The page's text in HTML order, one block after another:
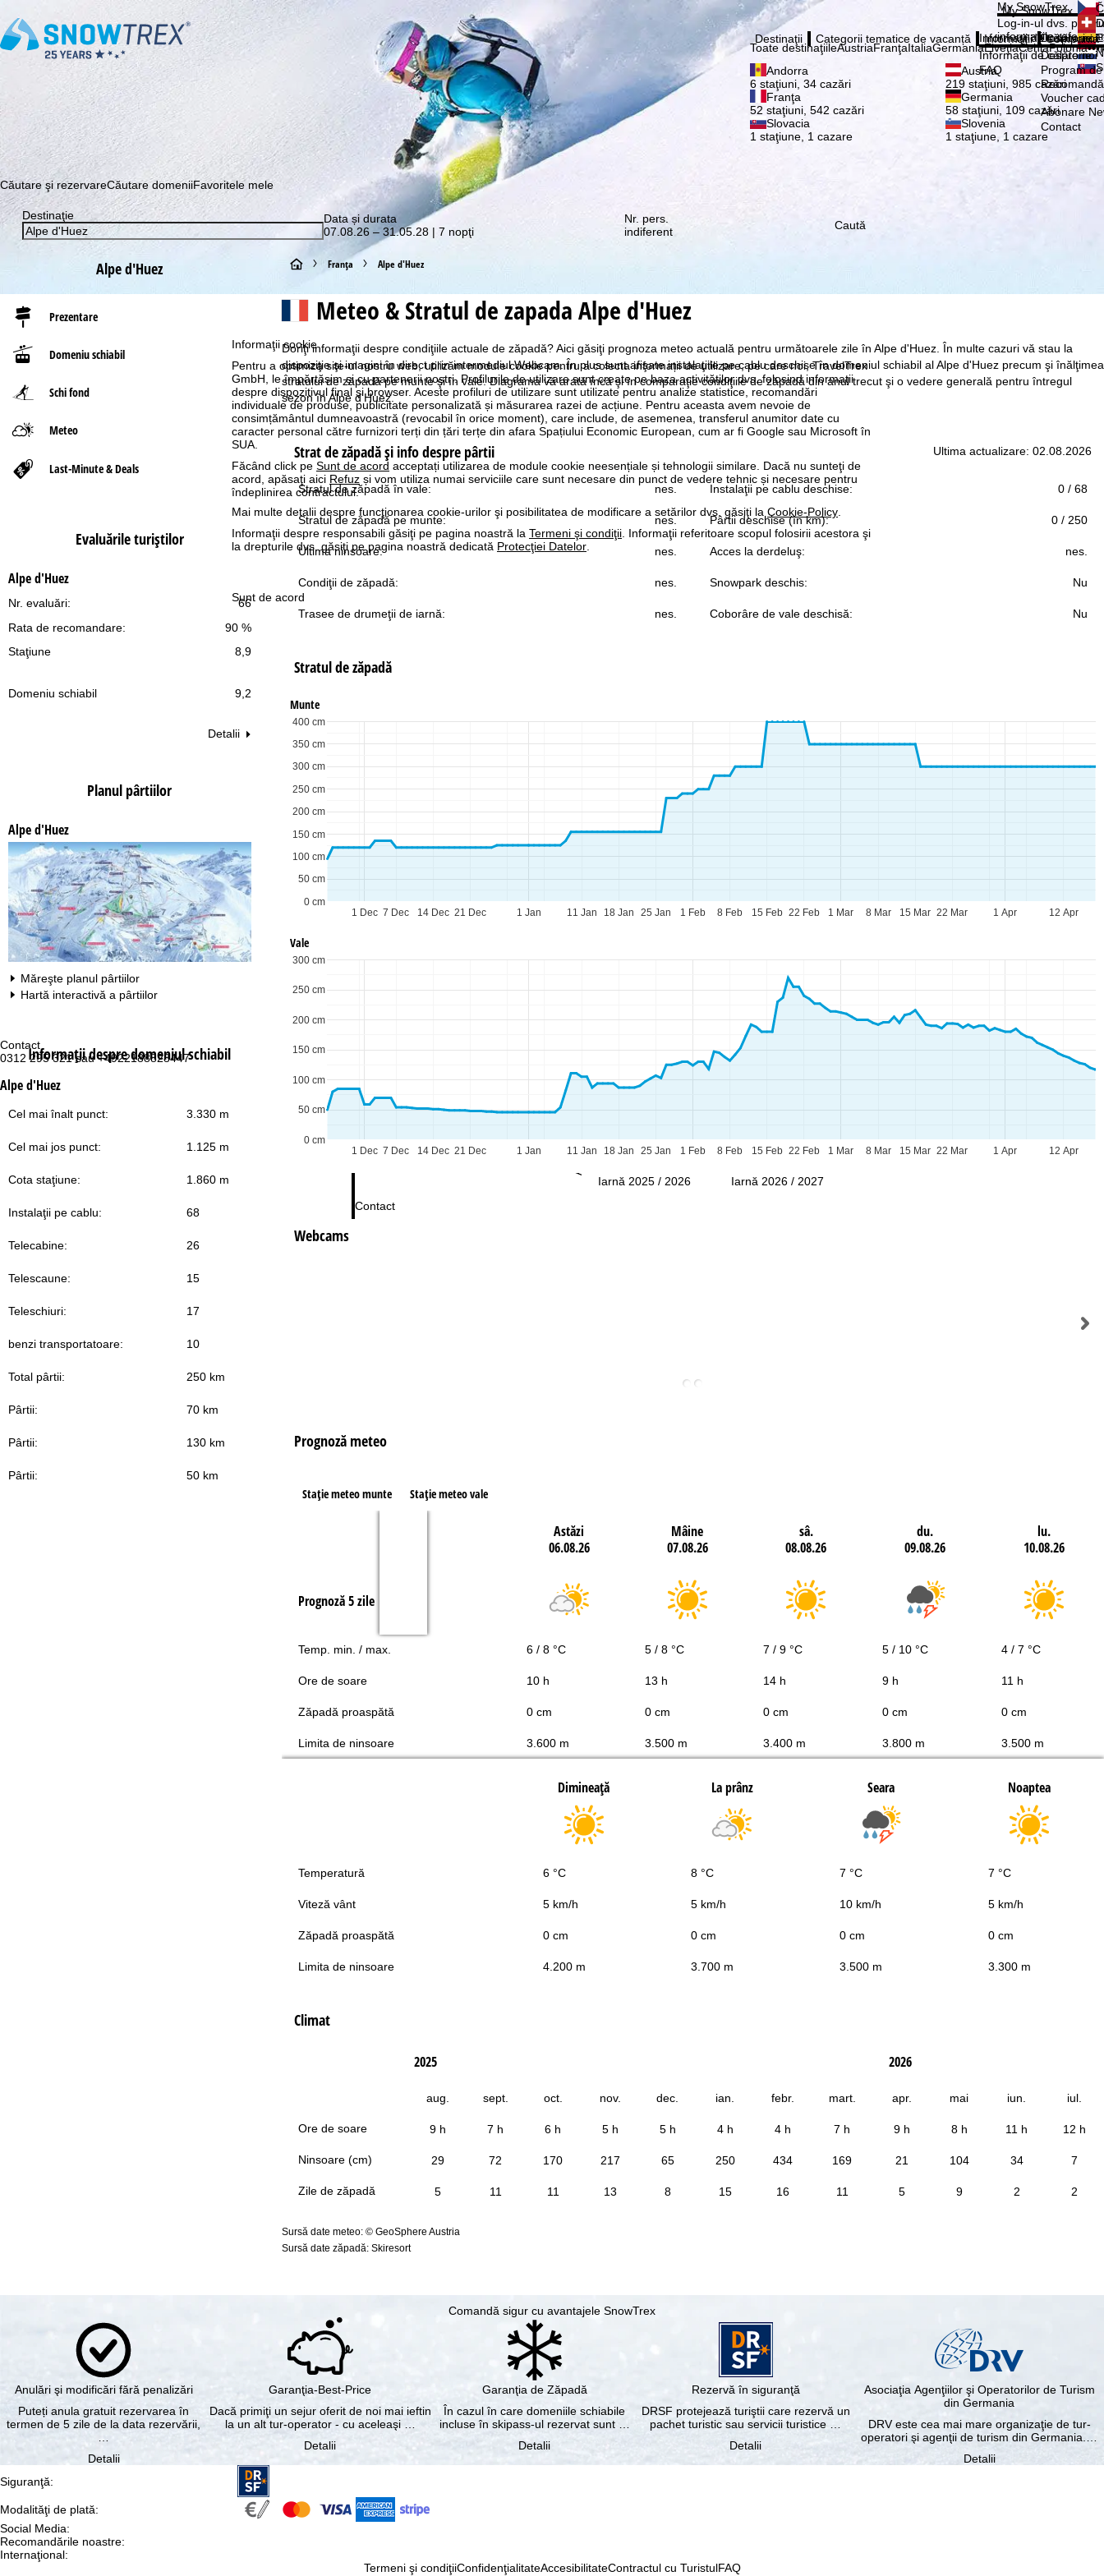
Informaţii cookie
Pentru a optimiza site-ul nostru web, utilizăm module cookie pentru a colecta informații de utilizare, pe care noi, TravelTrex
GmbH, le împărtășim și cu partenerii noștri. Profilurile de utilizare sunt create pe baza activităților dvs. folosind informații
despre dispozitivul final și browser. Aceste profiluri de utilizare sunt utilizate pentru analize statistice, recomandări
individuale de produse, publicitate personalizată și măsurarea razei de acțiune. Pentru aceasta avem nevoie de
consimțământul dumneavoastră (revocabil în orice moment), care include, de asemenea, transferul anumitor date cu
caracter personal către furnizori terți din țări terțe din afara Spațiului Economic European, cum ar fi Google sau Microsoft în
SUA.
Făcând click pe Sunt de acord acceptați utilizarea de module cookie neesențiale și tehnologii similare. Dacă nu sunteţi de
acord, apăsaţi aici Refuz și vom utiliza numai serviciile care sunt necesare din punct de vedere tehnic și necesare pentru
îndeplinirea contractului.
Mai multe detalii despre funcţionarea cookie-urilor şi posibilitatea de modificare a setărilor dvs. găsiţi la Cookie-Policy.
Informaţii despre responsabili găsiţi pe pagina noastră la Termeni şi condiţii. Informaţii referitoare scopul folosirii acestora şi
la drepturile dvs. găsiţi pe pagina noastră dedicată Protecţiei Datelor.
Sunt de acord
Contact
0312 295 321 sau +4922188828447
Sâm.-Dum.:
închis
Contact
Asistenţă
Abonaţi-vă la newsletter-ul nostru și aflați printre primii ce promoții vă așteaptă! Abonează
My SnowTrex
My SnowTrex
Log-in-ul dvs.
informaţiile
Vă
Destinaţii
Toate destinaţiileAustriaFranţaItaliaGermaniaElveţiaCehiaPolonia•••
Andorra
6 staţiuni, 34 cazări
Austria
219 staţiuni, 985 cazări
Franţa
52 staţiuni, 542 cazări
Germania
58 staţiuni, 109 cazări
Slovacia
1 staţiune, 1 cazare
Slovenia
1 staţiune, 1 cazare
Categorii tematice de vacanță Informaţii
Informaţii de călătorie
Informaţii de călătorie
FAQ
Compania
Despre noi
Despre noi
Program
Voucher
Abonare
Contact
Căutare şi rezervareCăutare domeniiFavoritele mele
Destinaţie
Data și durata
07.08.26 – 31.05.28 | 7 nopţi
Nr. pers.
indiferent
Caută
Alpe d'Huez
Prezentare
Domeniu schiabil
Schi fond
Meteo
Last-Minute & Deals
Evaluările turiştilor
Alpe d'Huez
66
Nr. evaluări:
90 %
Rata de recomandare:
Staţiune
8,9
Domeniu schiabil 9,2
Detalii
Planul pârtiilor
Alpe d'Huez
Măreşte planul pârtiilor
Hartă interactivă a pârtiilor
Informaţii despre domeniul schiabil
Alpe d'Huez
Cel mai înalt punct: 3.330 m
Cel mai jos punct: 1.125 m
Cota staţiune: 1.860 m
Instalaţii pe cablu: 68
Telecabine: 26
Telescaune: 15
Teleschiuri: 17
benzi transportatoare: 10
Total pârtii: 250 km
Pârtii: 70 km
Pârtii: 130 km
Pârtii: 50 km
A
c
s
ă
Franţa Alpe d'Huez
Meteo & Stratul de zapada Alpe d'Huez
Doriţi informaţii despre condiţiile actuale de zăpadă? Aici găsiţi prognoza meteo actuală pentru următoarele zile în Alpe d'Huez. În multe cazuri vă stau la
dispoziţie şi imagini în direct prin intermediul Webcam. În plus sunt afişate instalaţiile pe cablu deschise în domeniul schiabil al Alpe d'Huez precum şi înălţimea
stratului de zăpadă pe munte şi în vale. Diagrama vă arată încă şi în comparaţie condiţiile de zăpadă din anul trecut şi o vedere generală pentru întregul
sezon în Alpe d'Huez.
Strat de zăpadă şi info despre pârtii Ultima actualizare: 02.08.2026
Stratul de zăpadă în vale: nes. Instalaţii pe cablu deschise: 0 / 68
Stratul de zăpadă pe munte: nes. Pârtii deschise (în km): 0 / 250
Ultima ninsoare: nes. Acces la derdeluş: nes.
Condiţii de zăpadă: nes. Snowpark deschis: Nu
Trasee de drumeţii de iarnă: nes. Coborâre de vale deschisă: Nu
Stratul de zăpadă
Munte
1 Dec 1 Jan 1 Feb 1 Mar 1 Apr
7 Dec 14 Dec 21 Dec 11 Jan 18 Jan 25 Jan 8 Feb 15 Feb 22 Feb 8 Mar 15 Mar 22 Mar 12 Apr
0 cm
50 cm
100 cm
150 cm
200 cm
250 cm
300 cm
350 cm
400 cm
Vale
1 Dec 1 Jan 1 Feb 1 Mar 1 Apr
7 Dec 14 Dec 21 Dec 11 Jan 18 Jan 25 Jan 8 Feb 15 Feb 22 Feb 8 Mar 15 Mar 22 Mar 12 Apr
0 cm
50 cm
100 cm
150 cm
200 cm
250 cm
300 cm
Iarnă 2025 / 2026 Iarnă 2026 / 2027
Webcams
Prognoză meteo
Staţie meteo munte Staţie meteo vale
Astăzi
06.08.26
Mâine
07.08.26
sâ.
08.08.26
du.
09.08.26
lu.
10.08.26
Prognoză 5 zile
Temp. min. / max. 6 / 8 °C 5 / 8 °C 7 / 9 °C 5 / 10 °C 4 / 7 °C
Ore de soare 10 h 13 h 14 h 9 h 11 h
Zăpadă proaspătă 0 cm 0 cm 0 cm 0 cm 0 cm
Limita de ninsoare 3.600 m 3.500 m 3.400 m 3.800 m 3.500 m
Dimineaţă La prânz Seara Noaptea
Temperatură 6 °C 8 °C 7 °C 7 °C
Viteză vânt 5 km/h 5 km/h 10 km/h 5 km/h
Zăpadă proaspătă 0 cm 0 cm 0 cm 0 cm
Limita de ninsoare 4.200 m 3.700 m 3.500 m 3.300 m
Climat
Ore de soare
Ninsoare (cm)
Zile de zăpadă
2025 2026
aug. sept. oct. nov. dec. ian. febr. mart. apr. mai iun. iul.
9 h 7 h 6 h 5 h 5 h 4 h 4 h 7 h 9 h 8 h 11 h 12 h
29 72 170 217 65 250 434 169 21 104 34 7
5 11 11 13 8 15 16 11 5 9 2 2
Sursă date meteo: © GeoSphere Austria
Sursă date zăpadă: Skiresort
Comandă sigur cu avantajele SnowTrex
Anulări şi modificări fără penalizări
Puteți anula gratuit rezervarea în
termen de 5 zile de la data rezervării,
…
Detalii
Garanţia-Best-Price
Dacă primiţi un sejur oferit de noi mai ieftin
la un alt tur-operator - cu aceleaşi …
Detalii
Garanţia de Zăpadă
În cazul în care domeniile schiabile
incluse în skipass-ul rezervat sunt …
Detalii
Rezervă în siguranţă
DRSF protejează turiştii care rezervă un
pachet turistic sau servicii turistice …
Detalii
Asociaţia Agenţiilor şi Operatorilor de Turism
din Germania
DRV este cea mai mare organizaţie de tur-
operatori şi agenţii de turism din Germania.…
Detalii
Siguranţă:
Modalităţi de plată:
Social Media:
Recomandările noastre:
Internaţional:
Termeni şi condiţiiConfidenţialitateAccesibilitateContractul cu TuristulFAQ